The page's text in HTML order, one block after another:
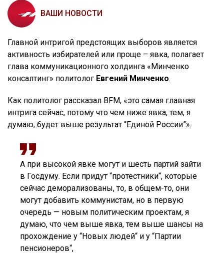
ВАШИ НОВОСТИ
Главной интригой предстоящих выборов является
активность избирателей или проще – явка, полагает
глава коммуникационного холдинга «Минченко
консалтинг» политолог Евгений Минченко.
Как политолог рассказал BFM, «это самая главная
интрига сейчас, потому что чем ниже явка, тем, я
думаю, будет выше результат “Единой России”».
А при высокой явке могут и шесть партий зайти
в Госдуму. Если придут “протестники“, которые
сейчас деморализованы, то, в общем-то, они
могут добавить коммунистам, но в первую
очередь — новым политическим проектам, я
думаю, что чем выше явка, тем выше шансы на
прохождение у “Новых людей“ и у “Партии
пенсионеров“,